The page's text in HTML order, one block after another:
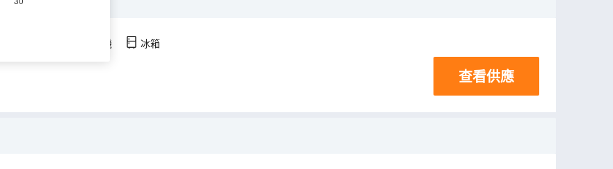
電視機 冰箱
查看供應